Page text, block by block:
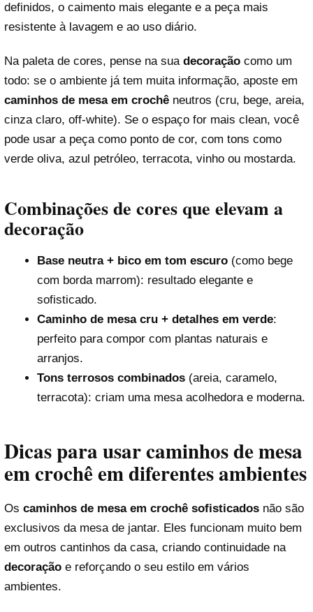
definidos, o caimento mais elegante e a peça mais
resistente à lavagem e ao uso diário.
Na paleta de cores, pense na sua decoração como um
todo: se o ambiente já tem muita informação, aposte em
caminhos de mesa em crochê neutros (cru, bege, areia,
cinza claro, off-white). Se o espaço for mais clean, você
pode usar a peça como ponto de cor, com tons como
verde oliva, azul petróleo, terracota, vinho ou mostarda.
Combinações de cores que elevam a
decoração
Base neutra + bico em tom escuro(como bege
com borda marrom): resultado elegante e
sofisticado.
Caminho de mesa cru + detalhes em verde:
perfeito para compor com plantas naturais e
arranjos.
Tons terrosos combinados(areia, caramelo,
terracota): criam uma mesa acolhedora e moderna.
Dicas para usar caminhos de mesa
em crochê em diferentes ambientes
Os caminhos de mesa em crochê sofisticados não são
exclusivos da mesa de jantar. Eles funcionam muito bem
em outros cantinhos da casa, criando continuidade na
decoração e reforçando o seu estilo em vários
ambientes.